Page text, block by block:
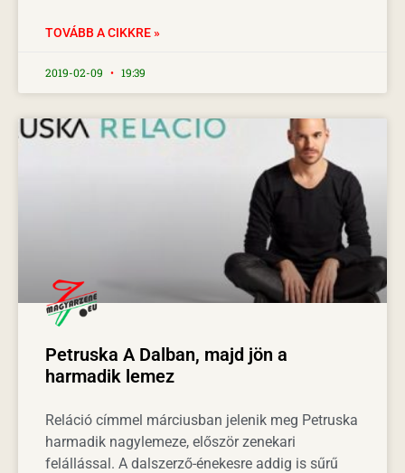
TOVÁBB A CIKKRE »
2019-02-09 19:39
Petruska A Dalban, majd jön a
harmadik lemez
Reláció címmel márciusban jelenik meg Petruska
harmadik nagylemeze, először zenekari
felállással. A dalszerző-énekesre addig is sűrű